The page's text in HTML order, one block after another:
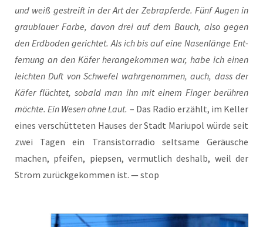
und weiß gestreift in der Art der Zebra­pfer­de. Fünf Augen in
grau­blau­er Far­be, davon drei auf dem Bauch, also gegen
den Erd­bo­den gerich­tet. Als ich bis auf eine Nasen­län­ge Ent­
fer­nung an den Käfer her­an­ge­kom­men war, habe ich einen
leich­ten Duft von Schwe­fel wahr­ge­nom­men, auch, dass der
Käfer flüch­tet, sobald man ihn mit einem Fin­ger berüh­ren
möch­te. Ein Wesen ohne Laut. – Das Radio erzählt, im Kel­ler
eines ver­schüt­te­ten Hau­ses der Stadt Mariu­pol wür­de seit
zwei Tagen ein Tran­sis­tor­ra­dio selt­sa­me Geräu­sche
machen, pfei­fen, piep­sen, ver­mut­lich des­halb, weil der
Strom zurück­ge­kom­men ist. — stop